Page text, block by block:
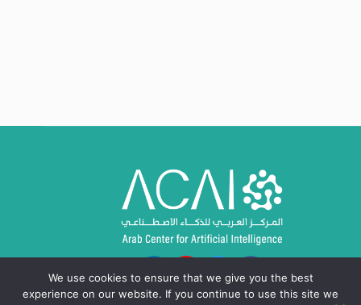
We use cookies to ensure that we give you the best
experience on our website. If you continue to use this site we